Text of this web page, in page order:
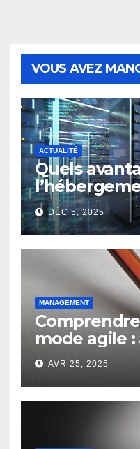
VOUS AVEZ
ACTUALITÉ
Quels
moderne
entreprises
DÉC 5, 2025
MANAGEMENT
mode agile
AVR 25, 2025